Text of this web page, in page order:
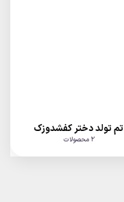
تم تولد دختر کفشدوزک
2 محصولات